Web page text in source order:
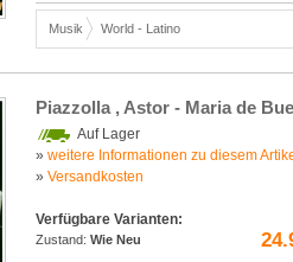
Musik World - Latino
Piazzolla , Astor - Maria de
Auf Lager
» weitere Informationen zu diesem
» Versandkosten
Verfügbare Varianten:
Zustand: Wie Neu